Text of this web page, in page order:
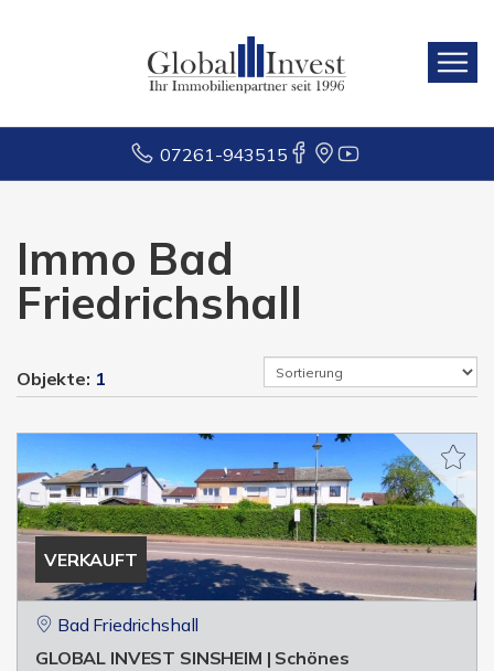
07261-943515
Immo Bad
Friedrichshall
Objekte: 1
VERKAUFT
Bad Friedrichshall
GLOBAL INVEST SINSHEIM | Schönes